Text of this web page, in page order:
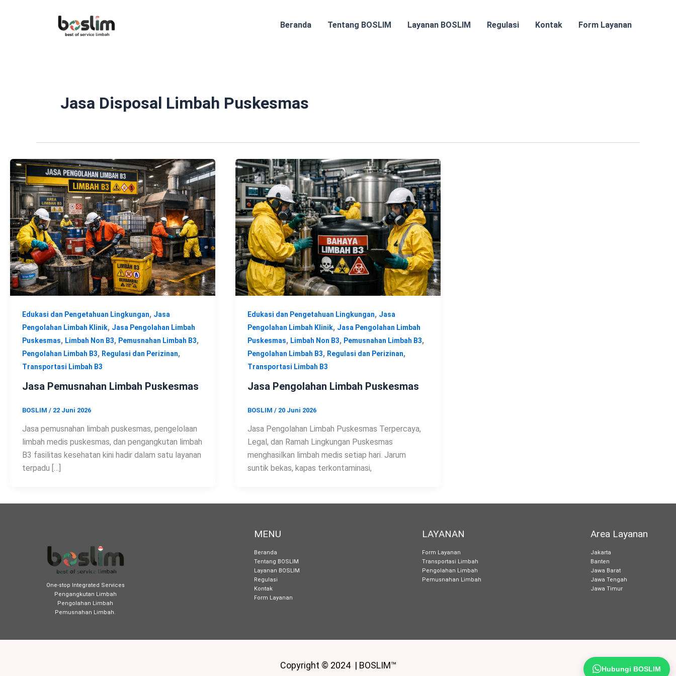
Hubungi BOSLIM
Beranda Tentang BOSLIM Layanan BOSLIM Regulasi Kontak Form Layanan
Jasa Disposal Limbah Puskesmas
Edukasi dan Pengetahuan Lingkungan, Jasa
Pengolahan Limbah Klinik, Jasa Pengolahan Limbah
Puskesmas, Limbah Non B3, Pemusnahan Limbah B3,
Pengolahan Limbah B3, Regulasi dan Perizinan,
Transportasi Limbah B3
Jasa Pemusnahan Limbah Puskesmas
BOSLIM / 22 Juni 2026
Jasa pemusnahan limbah puskesmas, pengelolaan
limbah medis puskesmas, dan pengangkutan limbah
B3 fasilitas kesehatan kini hadir dalam satu layanan
terpadu […]
Edukasi dan Pengetahuan Lingkungan, Jasa
Pengolahan Limbah Klinik, Jasa Pengolahan Limbah
Puskesmas, Limbah Non B3, Pemusnahan Limbah B3,
Pengolahan Limbah B3, Regulasi dan Perizinan,
Transportasi Limbah B3
Jasa Pengolahan Limbah Puskesmas
BOSLIM / 20 Juni 2026
Jasa Pengolahan Limbah Puskesmas Terpercaya,
Legal, dan Ramah Lingkungan Puskesmas
menghasilkan limbah medis setiap hari. Jarum
suntik bekas, kapas terkontaminasi,
One-stop Integrated Services
Pengangkutan Limbah
Pengolahan Limbah
Pemusnahan Limbah.
MENU
Beranda
Tentang BOSLIM
Layanan BOSLIM
Regulasi
Kontak
Form Layanan
LAYANAN
Form Layanan
Transportasi Limbah
Pengolahan Limbah
Pemusnahan Limbah
Area Layanan
Jakarta
Banten
Jawa Barat
Jawa Tengah
Jawa Timur
Copyright © 2024 | BOSLIM™